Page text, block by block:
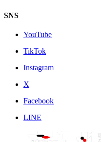
SNS
YouTube
TikTok
Instagram
X
Facebook
LINE